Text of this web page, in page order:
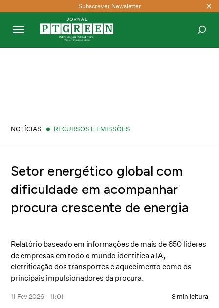
Subscrever Newsletter
NOTÍCIAS RECURSOS E EMISSÕES
Setor energético global com
dificuldade em acompanhar
procura crescente de energia
Relatório baseado em informações de mais de 650 líderes
de empresas em todo o mundo identifica a IA,
eletrificação dos transportes e aquecimento como os
principais impulsionadores da procura.
11 Fev 2026 - 11:01 3 min leitura